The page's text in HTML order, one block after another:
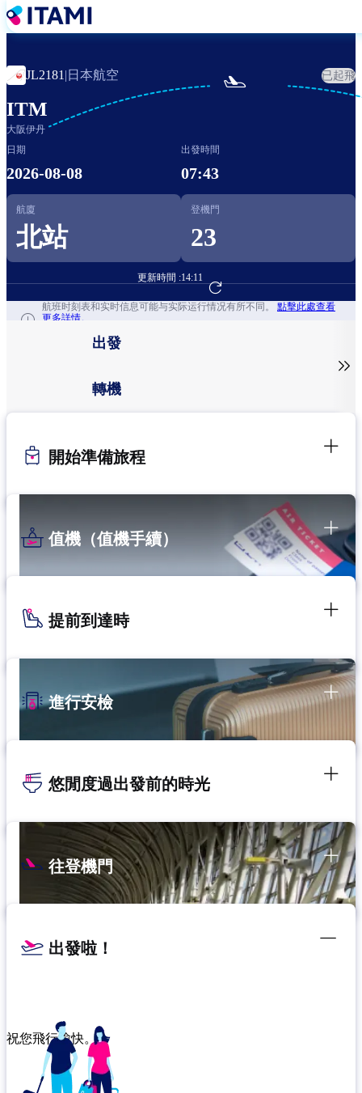
移
至
內
容
JL2181 | 日本航空 已起飛
ITM
大阪伊丹

日期
2026-08-08
出發時間
07:43
航廈
北站
登機門
23
更新時間 :14:11
前往航班預訂
航班时刻表和实时信息可能与实际运行情况有所不同。 點擊此處查看
更多詳情。
出發
轉機

開始準備旅程
值機（值機手續）
提前到達時
進行安檢
悠閒度過出發前的時光
往登機門
出發啦！
祝您飛行愉快。